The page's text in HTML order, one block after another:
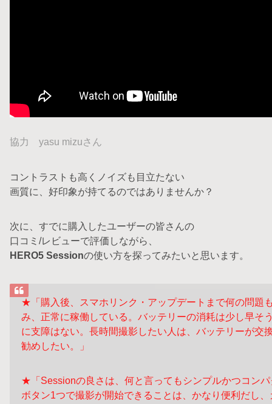
協力 yasu mizuさん
コントラストも高くノイズも目立たない
画質に、好印象が持てるのではありませんか？
次に、すでに購入したユーザーの皆さんの
口コミ/レビューで評価しながら、
HERO5 Sessionの使い方を探ってみたいと思います。
★「購入後、スマホリンク・アップデートまで何の問題
み、 正常に稼働している。バッテリーの消耗は少し早そ
に支障はない。長時間撮影したい人は、バッテリーが交
勧めしたい。」
★「Sessionの良さは、何と言ってもシンプルかつコン
ボタン1つで撮影が開始できることは、かなり便利だし